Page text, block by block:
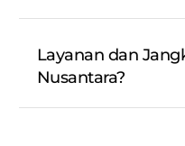
Layanan dan
Nusantara?